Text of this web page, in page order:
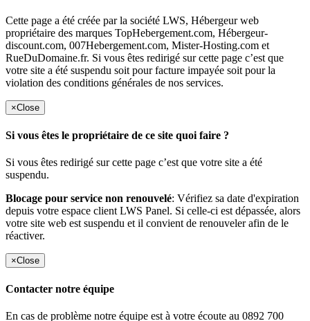
Cette page a été créée par la société LWS, Hébergeur web
propriétaire des marques TopHebergement.com, Hébergeur-
discount.com, 007Hebergement.com, Mister-Hosting.com et
RueDuDomaine.fr. Si vous êtes redirigé sur cette page c’est que
votre site a été suspendu soit pour facture impayée soit pour la
violation des conditions générales de nos services.
×Close
Si vous êtes le propriétaire de ce site quoi faire ?
Si vous êtes redirigé sur cette page c’est que votre site a été
suspendu.
Blocage pour service non renouvelé: Vérifiez sa date d'expiration
depuis votre espace client LWS Panel. Si celle-ci est dépassée, alors
votre site web est suspendu et il convient de renouveler afin de le
réactiver.
×Close
Contacter notre équipe
En cas de problème notre équipe est à votre écoute au 0892 700